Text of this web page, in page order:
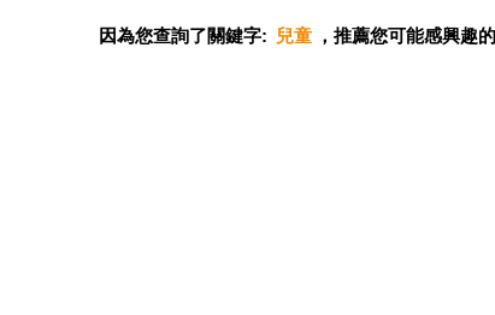
因為您查詢了關鍵字: 兒童 ，推薦您可能感興趣